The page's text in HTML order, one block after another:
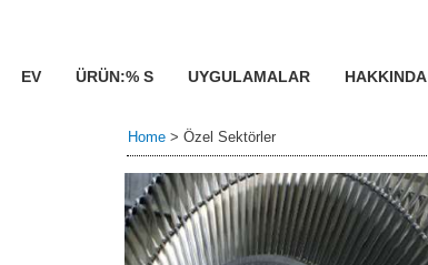
EV ÜRÜN:% S UYGULAMALAR HAKKINDA
Home >Özel Sektörler